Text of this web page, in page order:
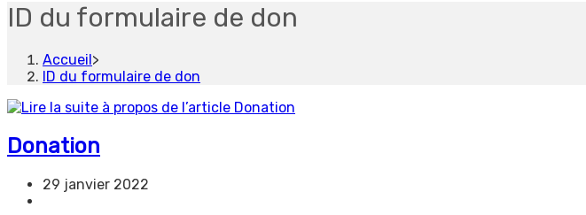
ID du formulaire de don
Accueil>
ID du formulaire de don
Donation
Publication
29 janvier 2022